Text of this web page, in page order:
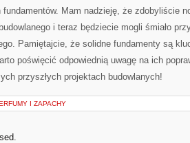
Mam nadzieję, że ‌zdobyliście
i teraz ⁢będziecie mogli śmiało
Pamiętajcie, że ‌solidne fundamenty są
poświęcić odpowiednią uwagę na ich
przyszłych projektach budowlanych!
I ZAPACHY